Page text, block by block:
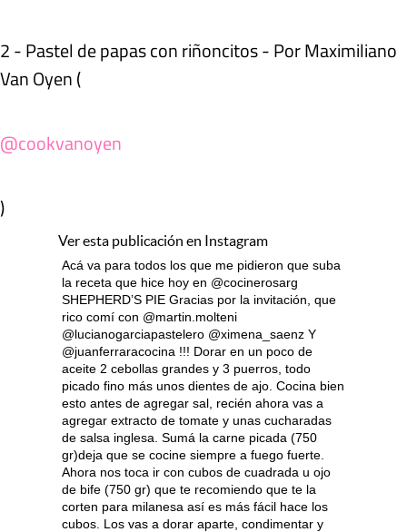
2 - Pastel de papas con riñoncitos - Por Maximiliano
Van Oyen (
@cookvanoyen
)
Ver esta publicación en Instagram
Acá va para todos los que me pidieron que suba
la receta que hice hoy en @cocinerosarg
SHEPHERD’S PIE Gracias por la invitación, que
rico comí con @martin.molteni
@lucianogarciapastelero @ximena_saenz Y
@juanferraracocina !!! Dorar en un poco de
aceite 2 cebollas grandes y 3 puerros, todo
picado fino más unos dientes de ajo. Cocina bien
esto antes de agregar sal, recién ahora vas a
agregar extracto de tomate y unas cucharadas
de salsa inglesa. Sumá la carne picada (750
gr)deja que se cocine siempre a fuego fuerte.
Ahora nos toca ir con cubos de cuadrada u ojo
de bife (750 gr) que te recomiendo que te la
corten para milanesa así es más fácil hace los
cubos. Los vas a dorar aparte, condimentar y